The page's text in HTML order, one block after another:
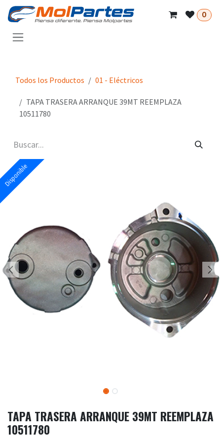
Ir al contenido
0
Todos los Productos 01 - Eléctricos
TAPA TRASERA ARRANQUE 39MT REEMPLAZA
10511780
Disponible
Disponible
TAPA TRASERA ARRANQUE 39MT REEMPLAZA
10511780